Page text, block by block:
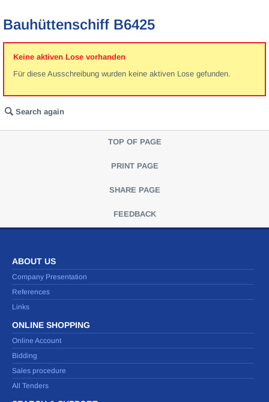
Bauhüttenschiff B6425
Keine aktiven Lose vorhanden
Für diese Ausschreibung wurden keine aktiven Lose gefunden.
Search again
TOP OF PAGE
PRINT PAGE
SHARE PAGE
FEEDBACK
ABOUT US
Company Presentation
References
Links
ONLINE SHOPPING
Online Account
Bidding
Sales procedure
All Tenders